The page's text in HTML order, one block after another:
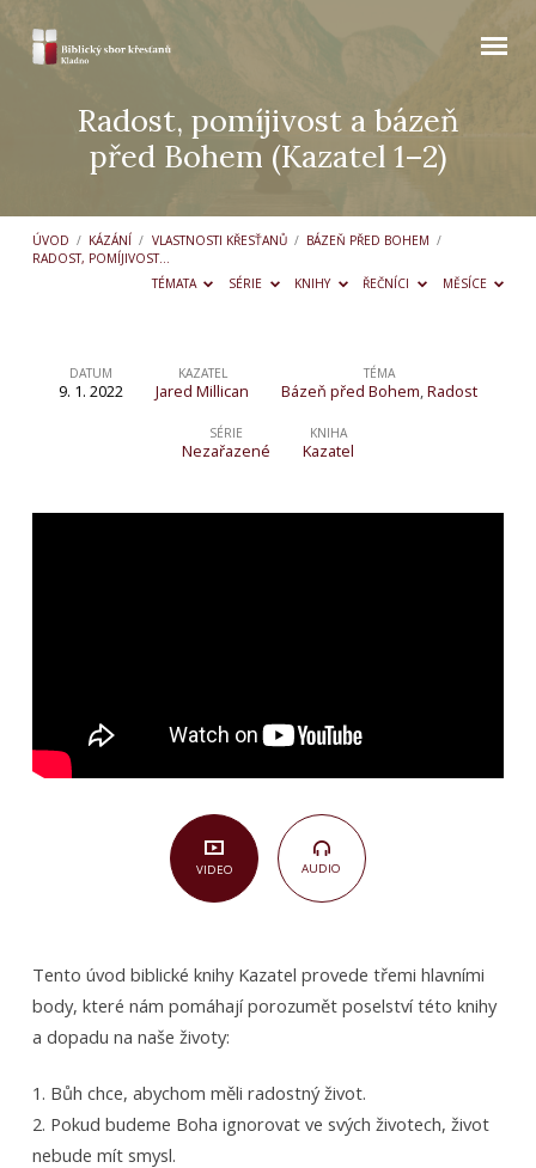
Radost, pomíjivost a bázeň
před Bohem (Kazatel 1–2)
ÚVOD / KÁZÁNÍ / VLASTNOSTI KŘESŤANŮ / BÁZEŇ PŘED BOHEM /
RADOST, POMÍJIVOST…
TÉMATA
SÉRIE KNIHY ŘEČNÍCI MĚSÍCE
Radost,
bázeň
DATUM
9. 1. 2022
KAZATEL
Jared Millican
TÉMA
Bázeň před Bohem,Radost
SÉRIE
Nezařazené
KNIHA
Kazatel
VIDEO AUDIO
Tento úvod biblické knihy Kazatel provede třemi hlavními
body, které nám pomáhají porozumět poselství této knihy
a dopadu na naše životy:
1. Bůh chce, abychom měli radostný život.
2. Pokud budeme Boha ignorovat ve svých životech, život
nebude mít smysl.